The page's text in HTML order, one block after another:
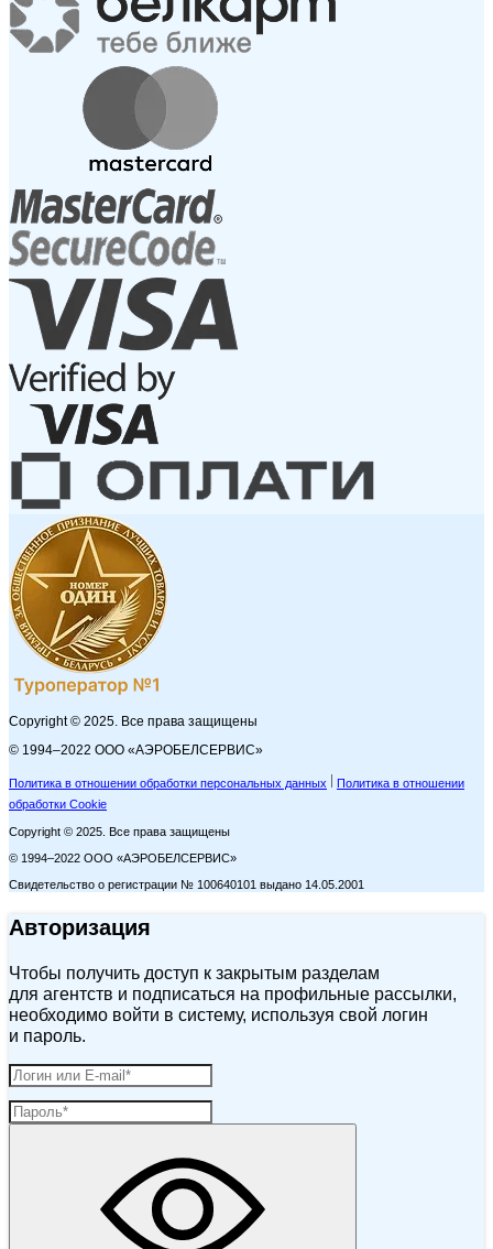
Copyright © 2025. Все права защищены
© 1994–2022 ООО «АЭРОБЕЛСЕРВИС»
Политика в отношении обработки персональных данных
Политика в отношении
обработки Cookie
Copyright © 2025. Все права защищены
© 1994–2022 ООО «АЭРОБЕЛСЕРВИС»
Свидетельство о регистрации № 100640101 выдано 14.05.2001
Авторизация
Чтобы получить доступ к закрытым разделам
для агентств и подписаться на профильные рассылки,
необходимо войти в систему, используя свой логин
и пароль.